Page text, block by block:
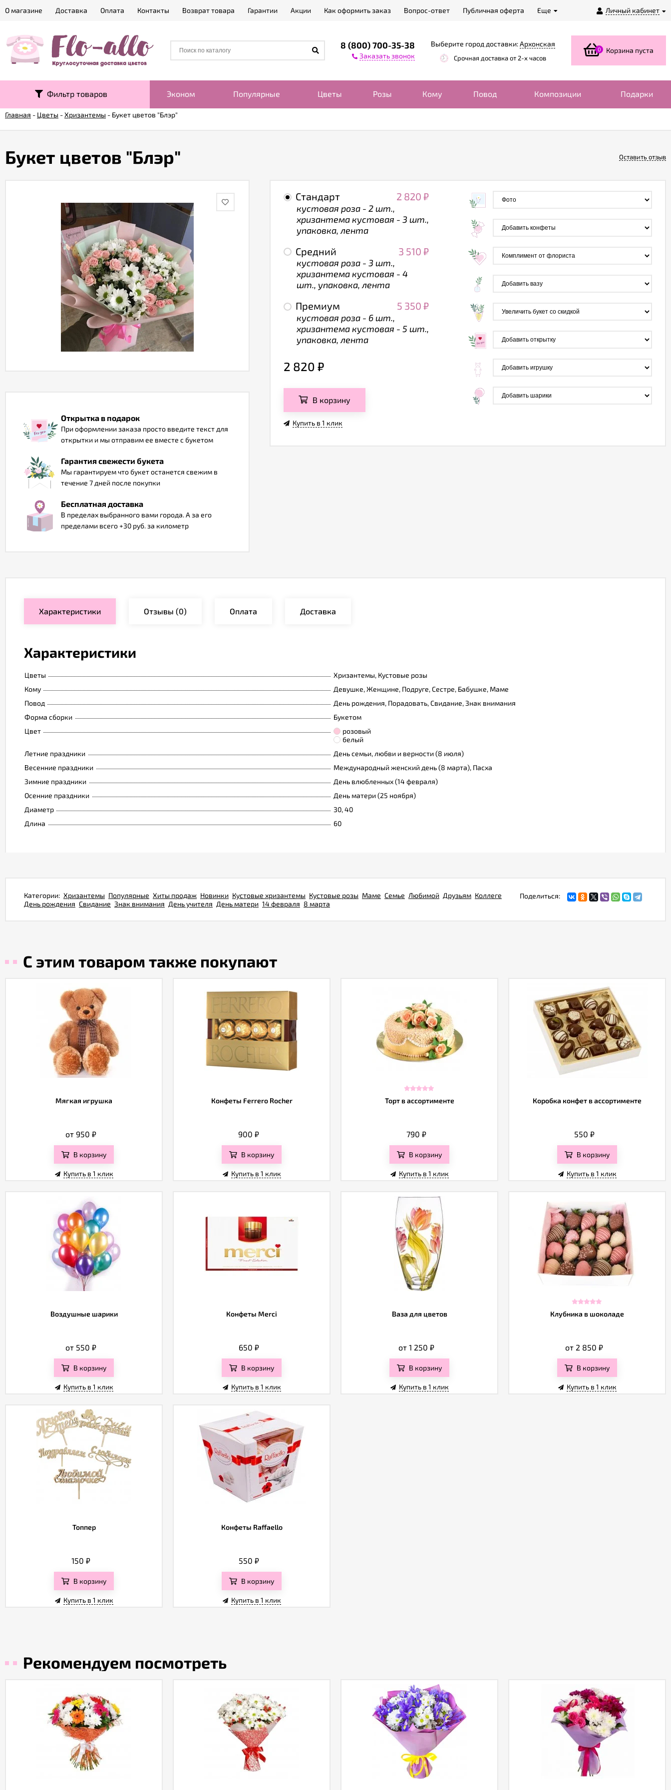
Личный кабинет
О магазине Доставка Оплата Контакты Возврат товара Гарантии Акции Как оформить заказ Вопрос-ответ Публичная оферта Еще
8 (800) 700-35-38
Заказать звонок
Выберите город доставки:Архонская
Срочная доставка от 2-х часов
0 Корзина пуста
Фильтр товаров Эконом Популярные Цветы Розы Кому Повод Композиции Подарки
Главная - Цветы -Хризантемы - Букет цветов "Блэр"
Букет цветов "Блэр" Оставить отзыв
Открытка в подарок
При оформлении заказа просто введите текст для
открытки и мы отправим ее вместе с букетом
Гарантия свежести букета
Мы гарантируем что букет останется свежим в
течение 7 дней после покупки
Бесплатная доставка
В пределах выбранного вами города. А за его
пределами всего +30 руб. за километр
Стандарт 2 820 ₽
кустовая роза - 2 шт.,
хризантема кустовая - 3 шт.,
упаковка, лента
Средний 3 510 ₽
кустовая роза - 3 шт.,
хризантема кустовая - 4
шт., упаковка, лента
Премиум 5 350 ₽
кустовая роза - 6 шт.,
хризантема кустовая - 5 шт.,
упаковка, лента
2 820 ₽
В корзину
Купить в 1 клик
Характеристики Отзывы (0) Оплата Доставка
Характеристики
Цветы
Хризантемы, Кустовые розы
Кому
Девушке, Женщине, Подруге, Сестре, Бабушке, Маме
Повод
День рождения, Порадовать, Свидание, Знак внимания
Форма сборки
Букетом
Цвет
розовый
белый
Летние праздники
День семьи, любви и верности (8 июля)
Весенние праздники
Международный женский день (8 марта), Пасха
Зимние праздники
День влюбленных (14 февраля)
Осенние праздники
День матери (25 ноября)
Диаметр
30, 40
Длина
60
Поделиться:
Категории: Хризантемы Популярные Хиты продаж Новинки Кустовые хризантемы Кустовые розы Маме Семье Любимой Друзьям Коллеге
День рождения Свидание Знак внимания День учителя День матери 14 февраля 8 марта
С этим товаром также покупают
Мягкая игрушка
от 950 ₽
В корзину
Купить в 1 клик
Конфеты Ferrero Rocher
900 ₽
В корзину
Купить в 1 клик
Торт в ассортименте
790 ₽
В корзину
Купить в 1 клик
Коробка конфет в ассортименте
550 ₽
В корзину
Купить в 1 клик
Воздушные шарики
от 550 ₽
В корзину
Купить в 1 клик
Конфеты Merci
650 ₽
В корзину
Купить в 1 клик
Ваза для цветов
от 1 250 ₽
В корзину
Купить в 1 клик
Клубника в шоколаде
от 2 850 ₽
В корзину
Купить в 1 клик
Топпер
150 ₽
В корзину
Купить в 1 клик
Конфеты Raffaello
550 ₽
В корзину
Купить в 1 клик
Рекомендуем посмотреть